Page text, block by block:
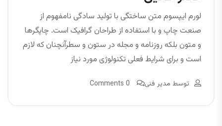
لورم ایپسوم متن ساختگی با تولید سادگی نامفهوم از
صنعت چاپ و با استفاده از طراحان گرافیک است. چاپگرها
و متون بلکه روزنامه و مجله در ستون و سطرآنچنان که لازم
است و برای شرایط فعلی تکنولوژی مورد نیاز
توسط مدیر فنی 0 Comments